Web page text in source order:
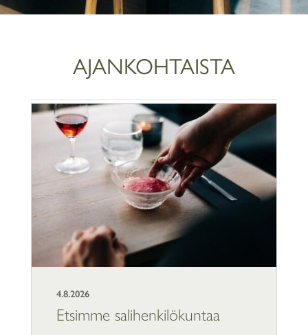
AJANKOHTAISTA
Etsimme salihenkilökuntaa
4.8.2026